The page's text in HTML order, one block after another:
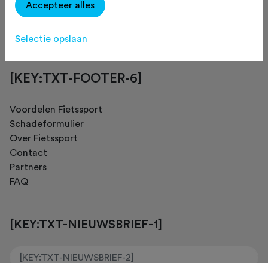
[KEY:TXT-FOOTER-4]
[KEY:TXT-FOOTER-6]
Voordelen Fietssport
Schadeformulier
Over Fietssport
Contact
Partners
FAQ
[KEY:TXT-NIEUWSBRIEF-1]
Accepteer alles
Selectie opslaan